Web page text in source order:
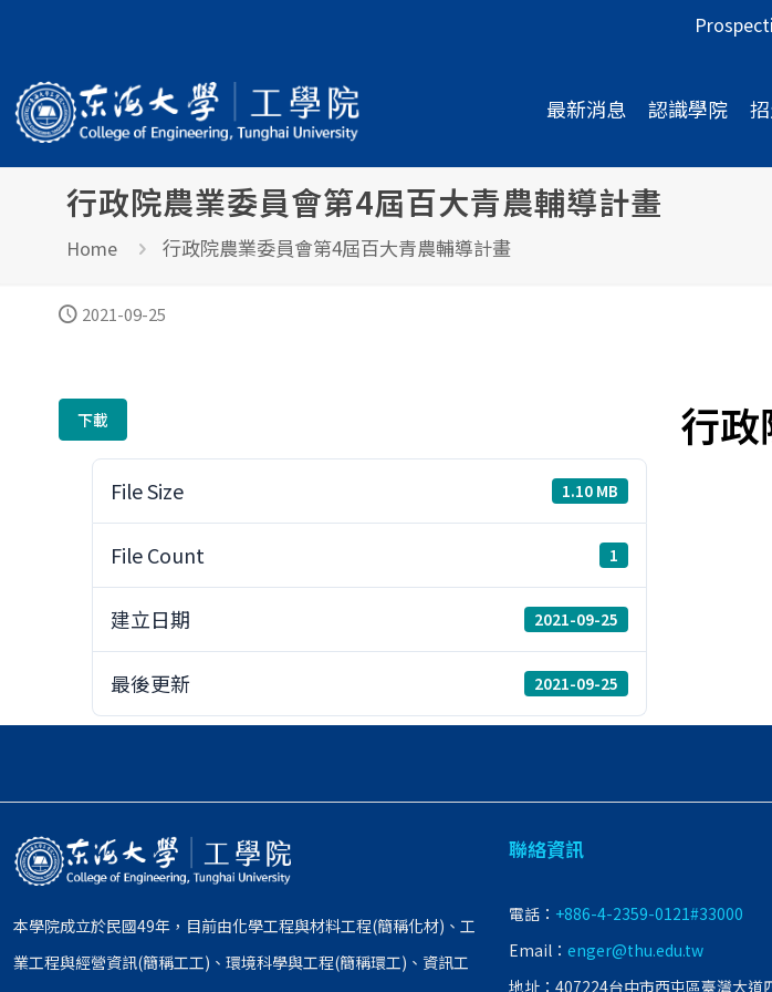
最新消息 認識學院
行政院農業委員會第4屆百大青農輔導計畫
Home 行政院農業委員會第4屆百大青農輔導計畫
2021-09-25
下載
File Size 1.10 MB
File Count 1
建立日期 2021-09-25
最後更新 2021-09-25
行
本學院成立於民國49年，目前由化學工程與材料工程(簡稱化材)、工
業工程與經營資訊(簡稱工工)、環境科學與工程(簡稱環工)、資訊工
聯絡資訊
電話： +886-4-2359-0121#33000
Email： enger@thu.edu.tw
地址：407224台中市西屯區臺灣大道